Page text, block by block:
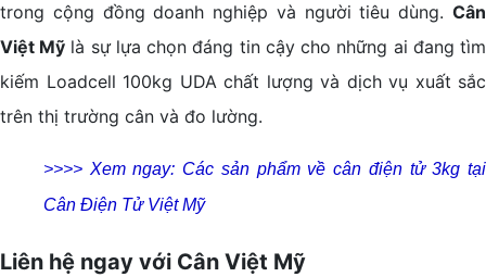
trong cộng đồng doanh nghiệp và người tiêu dùng. Cân
Việt Mỹ là sự lựa chọn đáng tin cậy cho những ai đang tìm
kiếm Loadcell 100kg UDA chất lượng và dịch vụ xuất sắc
trên thị trường cân và đo lường.
>>>> Xem ngay: Các sản phẩm về cân điện tử 3kg tại
Cân Điện Tử Việt Mỹ
Liên hệ ngay với Cân Việt Mỹ